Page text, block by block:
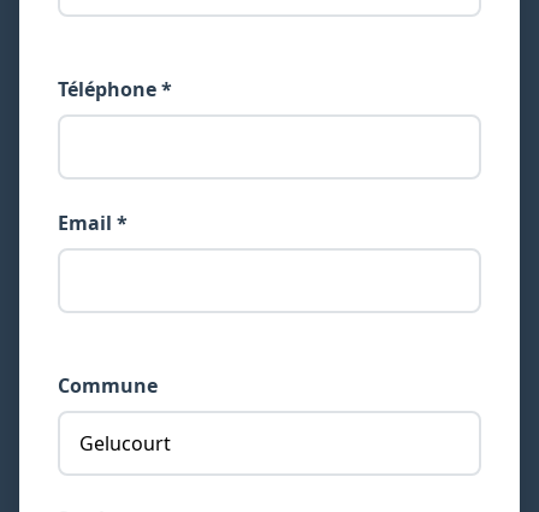
Téléphone *
Email *
Commune